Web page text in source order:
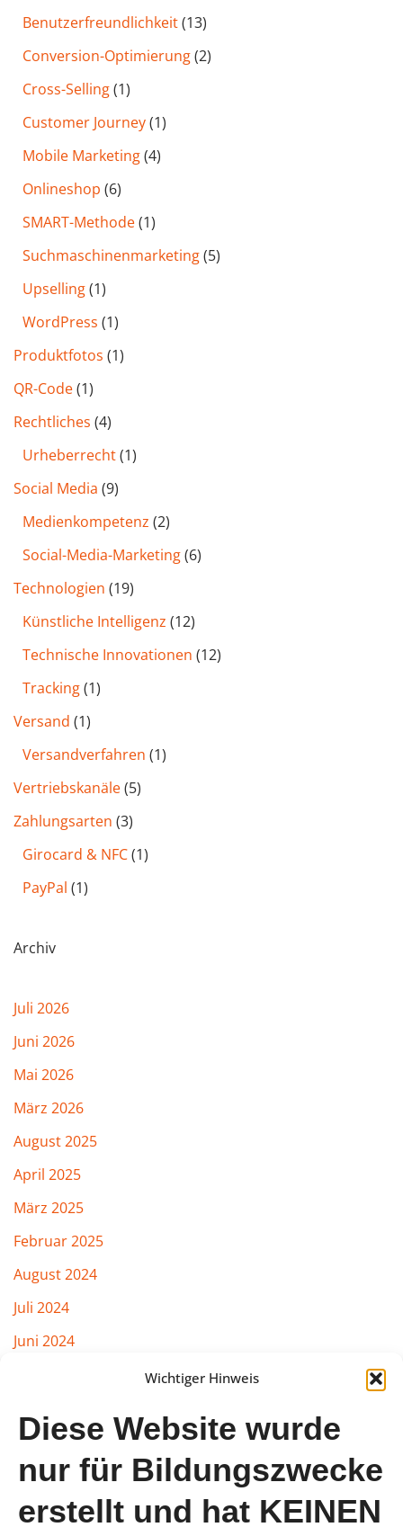
Wichtiger Hinweis
Diese Website wurde
nur für Bildungszwecke
erstellt und hat KEINEN
Benutzer­freund­lichkeit(13)
Conversion-Optimierung(2)
Cross-Selling(1)
Customer Journey(1)
Mobile Marketing(4)
Onlineshop (6)
SMART-Methode(1)
Such­maschinen­marketing(5)
Upselling(1)
WordPress (1)
Produktfotos (1)
QR-Code(1)
Rechtliches (4)
Urheberrecht(1)
Social Media (9)
Medienkompetenz (2)
Social-Media-Marketing(6)
Technologien (19)
Künstliche Intelligenz (12)
Technische Innovationen (12)
Tracking(1)
Versand (1)
Versandverfahren (1)
Vertriebskanäle(5)
Zahlungsarten (3)
Girocard & NFC(1)
PayPal (1)
Archiv
Juli 2026
Juni 2026
Mai 2026
März 2026
August 2025
April 2025
März 2025
Februar 2025
August 2024
Juli 2024
Juni 2024
Januar 2024
August 2023
Juli 2023